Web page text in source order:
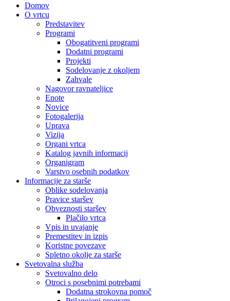
Domov
O vrtcu
Predstavitev
Programi
Obogatitveni programi
Dodatni programi
Projekti
Sodelovanje z okoljem
Zahvale
Nagovor ravnateljice
Enote
Novice
Fotogalerija
Uprava
Vizija
Organi vrtca
Katalog javnih informacij
Organigram
Varstvo osebnih podatkov
Informacije za starše
Oblike sodelovanja
Pravice staršev
Obveznosti staršev
Plačilo vrtca
Vpis in uvajanje
Premestitev in izpis
Koristne povezave
Spletno okolje za starše
Svetovalna služba
Svetovalno delo
Otroci s posebnimi potrebami
Dodatna strokovna pomoč